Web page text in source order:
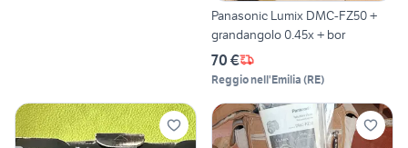
Panasonic Lumix DMC-FZ50 +
grandangolo 0.45x + bor
70 €
Reggio nell'Emilia (RE)